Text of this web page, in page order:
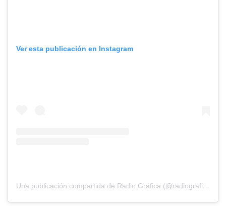
Ver esta publicación en Instagram
Una publicación compartida de Radio Gráfica (@radiografica893)